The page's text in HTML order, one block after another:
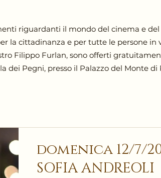
riguardanti il mondo del cinema e
la cittadinanza e per tutte le persone in
Filippo Furlan, sono offerti
dei Pegni, presso il Palazzo del Monte di
domenica 12/7/
SOFIA ANDREOLI